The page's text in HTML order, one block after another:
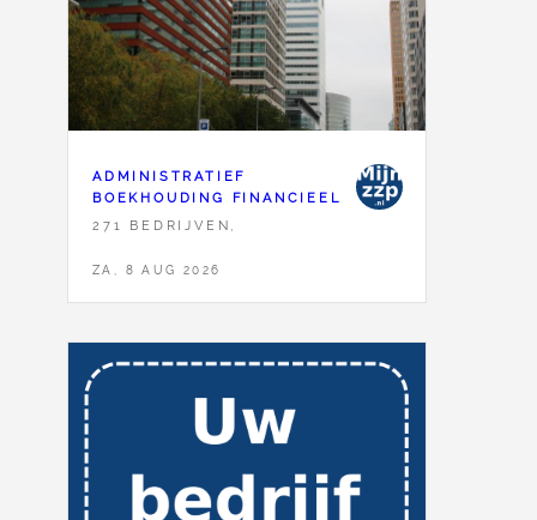
ADMINISTRATIEF
BOEKHOUDING FINANCIEEL
271 BEDRIJVEN,
ZA, 8 AUG 2026